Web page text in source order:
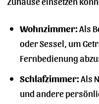
Wohnzimmer:Als
oder Sessel, um
Fernbedienung
Schlafzimmer:Als
und andere